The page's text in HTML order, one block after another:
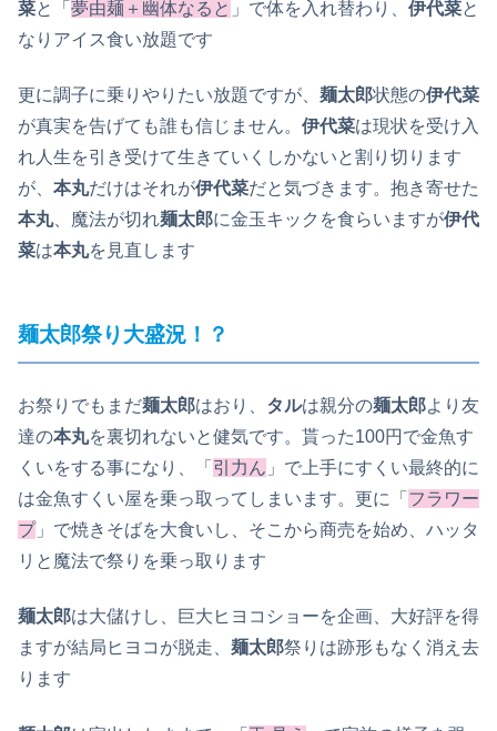
菜と「 夢由麺＋幽体なると 」で体を入れ替わり、 伊代菜と
なりアイス食い放題です
更に調子に乗りやりたい放題ですが、 麺太郎状態の伊代菜
が真実を告げても誰も信じません。 伊代菜は現状を受け入
れ人生を引き受けて生きていくしかないと割り切ります
が、 本丸だけはそれが伊代菜だと気づきます。抱き寄せた
本丸、魔法が切れ麺太郎に金玉キックを食らいますが伊代
菜は本丸を見直します
麺太郎祭り大盛況！？
お祭りでもまだ麺太郎はおり、 タルは親分の麺太郎より友
達の本丸を裏切れないと健気です。貰った100円で金魚す
くいをする事になり、「 引力ん 」で上手にすくい最終的に
は金魚すくい屋を乗っ取ってしまいます。更に「 フラワー
プ」で焼きそばを大食いし、そこから商売を始め、ハッタ
リと魔法で祭りを乗っ取ります
麺太郎は大儲けし、巨大ヒヨコショーを企画、大好評を得
ますが結局ヒヨコが脱走、 麺太郎祭りは跡形もなく消え去
ります